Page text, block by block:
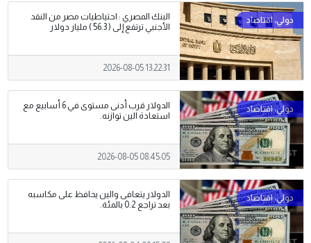
البنك المصري : احتياطيات مصر من النقد
الأجنبي ترتفع إلى ( 56.3 ) مليار دولار
2026-08-05 13:22:31
الدولار قرب أدنى مستوى في 6 أسابيع مع
استعادة الين توازنه.
2026-08-05 08:45:05
الدولار يتعافى والين يحافظ على مكاسبه
بعد تراجع 0.2 بالمئة.